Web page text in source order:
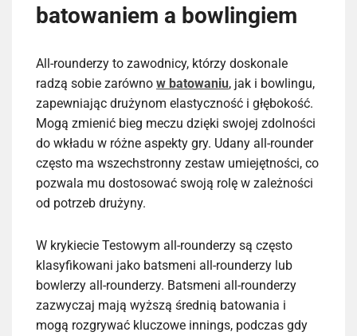
batowaniem a bowlingiem
All-rounderzy to zawodnicy, którzy doskonale
radzą sobie zarówno w batowaniu, jak i bowlingu,
zapewniając drużynom elastyczność i głębokość.
Mogą zmienić bieg meczu dzięki swojej zdolności
do wkładu w różne aspekty gry. Udany all-rounder
często ma wszechstronny zestaw umiejętności, co
pozwala mu dostosować swoją rolę w zależności
od potrzeb drużyny.
W krykiecie Testowym all-rounderzy są często
klasyfikowani jako batsmeni all-rounderzy lub
bowlerzy all-rounderzy. Batsmeni all-rounderzy
zazwyczaj mają wyższą średnią batowania i
mogą rozgrywać kluczowe innings, podczas gdy